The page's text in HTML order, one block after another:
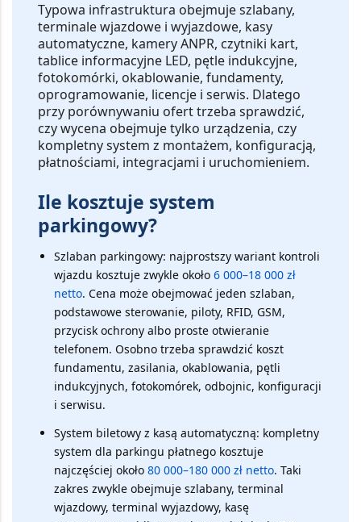
Typowa infrastruktura obejmujeszlabany,
terminale wjazdowe i wyjazdowe, kasy
automatyczne, kamery ANPR, czytniki kart,
tablice informacyjne LED, pętle indukcyjne,
fotokomórki, okablowanie, fundamenty,
oprogramowanie, licencje i serwis. Dlatego
przy porównywaniu ofert trzeba sprawdzić,
czy wycena obejmuje tylko urządzenia, czy
kompletny system z montażem, konfiguracją,
płatnościami, integracjami i uruchomieniem.
Ile kosztuje system
parkingowy?
Szlaban parkingowy: najprostszy wariant kontroli
wjazdu kosztuje zwykle około 6 000–18 000 zł
netto. Cena może obejmować jeden szlaban,
podstawowe sterowanie, piloty, RFID, GSM,
przycisk ochrony albo proste otwieranie
telefonem. Osobno trzeba sprawdzić koszt
fundamentu, zasilania, okablowania, pętli
indukcyjnych, fotokomórek, odbojnic, konfiguracji
i serwisu.
System biletowy z kasą automatyczną: kompletny
system dla parkingu płatnego kosztuje
najczęściej około 80 000–180 000 zł netto. Taki
zakres zwykle obejmuje szlabany, terminal
wjazdowy, terminal wyjazdowy, kasę